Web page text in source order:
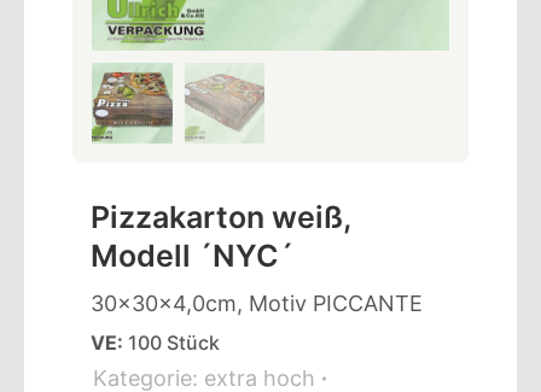
Pizzakarton weiß,
Modell ´NYC´
30x30x4,0cm, Motiv PICCANTE
VE: 100 Stück
Kategorie: extra hoch